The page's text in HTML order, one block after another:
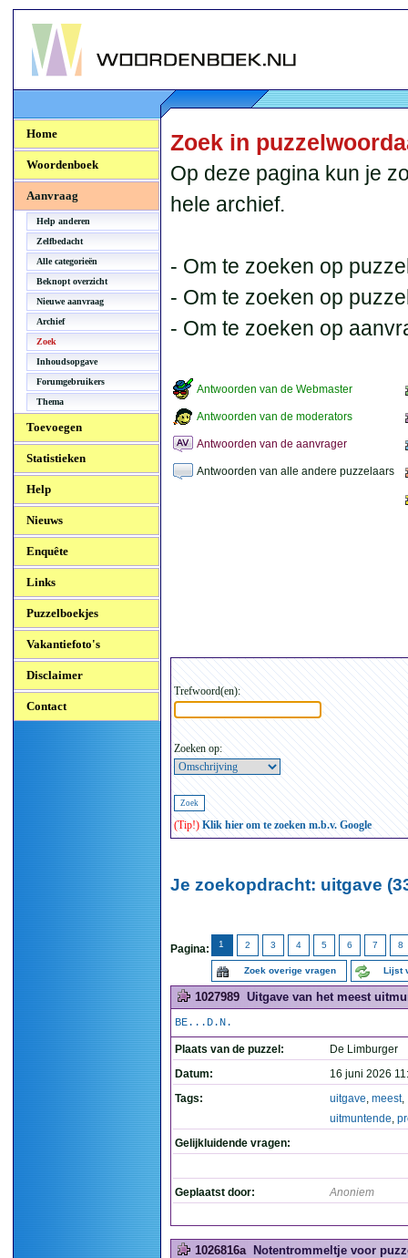
Woordenboek.NU
Home
Woordenboek
Aanvraag
Help anderen
Zelfbedacht
Alle categorieën
Beknopt overzicht
Nieuwe aanvraag
Archief
Zoek
Inhoudsopgave
Forumgebruikers
Thema
Toevoegen
Statistieken
Help
Nieuws
Enquête
Links
Puzzelboekjes
Vakantiefoto's
Disclaimer
Contact
Zoek in
Op deze pagina kun je
hele archief.
- Om te zoeken op
- Om te zoeken op
- Om te zoeken op
Antwoorden van de Webmaster
Antwoorden van de moderators
Antwoorden van de aanvrager
Antwoorden van alle andere puzzelaars
Trefwoord(en):
Zoeken op:
(Tip!) Klik hier om te zoeken m.b.v. Google
Je zoekopdracht: uitgave
Pagina: 1 2 3 4 5 6 7 8
Zoek overige vragen Lijst
1027989 Uitgave van het meest
BE...D.N.
Plaats van de puzzel:
De Limburger
Datum:
16 juni 2026
Tags:
uitgave, meest,
uitmuntende,
Gelijkluidende vragen:
Geplaatst door: Anoniem
1026816a Notentrommeltje voor